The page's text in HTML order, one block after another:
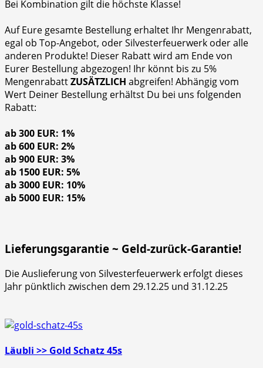
Bei Kombination gilt die höchste Klasse!
Auf Eure gesamte Bestellung erhaltet Ihr Mengenrabatt,
egal ob Top-Angebot, oder Silvesterfeuerwerk oder alle
anderen Produkte! Dieser Rabatt wird am Ende von
Eurer Bestellung abgezogen! Ihr könnt bis zu 5%
MengenrabattZUSÄTZLICH abgreifen! Abhängig vom
Wert Deiner Bestellung erhältst Du bei uns folgenden
Rabatt:
ab 300 EUR: 1%
ab 600 EUR: 2%
ab 900 EUR: 3%
ab 1500 EUR: 5%
ab 3000 EUR: 10%
ab 5000 EUR: 15%
Lieferungsgarantie ~ Geld-zurück-Garantie!
Die Auslieferung von Silvesterfeuerwerk erfolgt dieses
Jahr pünktlich zwischen dem 29.12.25 und 31.12.25
Läubli >> Gold Schatz 45s